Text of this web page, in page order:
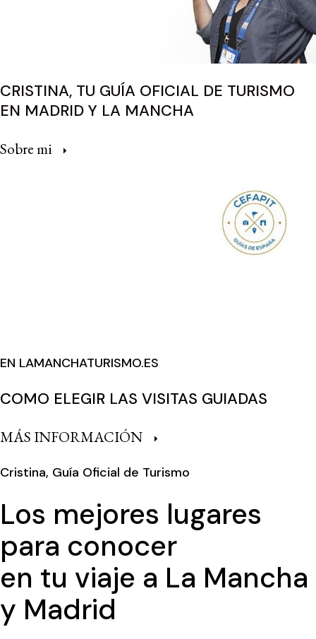
CRISTINA, TU GUÍA OFICIAL DE TURISMO
EN MADRID Y LA MANCHA
Sobre mi
EN LAMANCHATURISMO.ES
COMO ELEGIR LAS VISITAS GUIADAS
MÁS INFORMACIÓN
Cristina, Guía Oficial de Turismo
Los mejores lugares
para conocer
en tu viaje a La Mancha
y Madrid